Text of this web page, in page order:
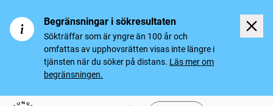
Begränsningar i sökresultaten
Sökträffar som är yngre än 100 år och
omfattas av upphovsrätten visas inte längre i
tjänsten när du söker på distans. Läs mer om
begränsningen.